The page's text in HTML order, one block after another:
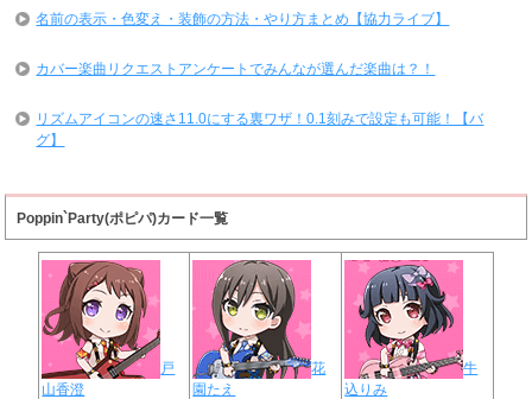
名前の表示・色変え・装飾の方法・やり方まとめ【協力ライブ】
カバー楽曲リクエストアンケートでみんなが選んだ楽曲は？！
リズムアイコンの速さ11.0にする裏ワザ！0.1刻みで設定も可能！【バ
グ】
Poppin`Party(ポピパ)カード一覧
戸
山香澄
花
園たえ
牛
込りみ